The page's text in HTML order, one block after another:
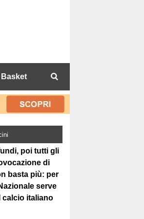
Basket
poi tutti gli
di
basta più: per
serve
calcio italiano